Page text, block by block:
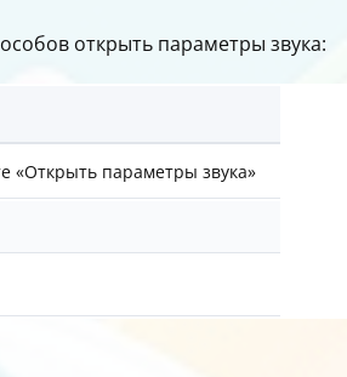
открыть параметры звука:
«Открыть параметры звука»